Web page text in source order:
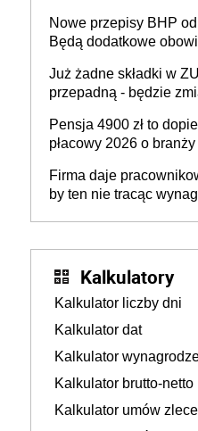
osoby neuroatypowe.
na rzecz
Nowe przepisy BHP
Będą dodatkowe
Już żadne składki w
przepadną - będzie
ubezpieczeniom
Pensja 4900 zł to
płacowy 2026 o
Firma daje
by ten nie tracąc
Kalkulatory
Kalkulator liczby dni
Kalkulator dat
Kalkulator
Kalkulator brutto-netto
Kalkulator umów